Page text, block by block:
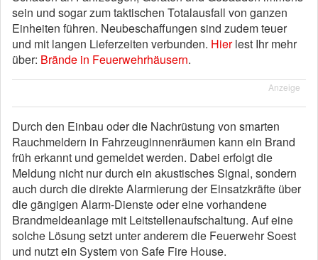
sein und sogar zum taktischen Totalausfall von ganzen
Einheiten führen. Neubeschaffungen sind zudem teuer
und mit langen Lieferzeiten verbunden. Hierlest Ihr mehr
über: Brände in Feuerwehrhäusern.
Anzeige
Durch den Einbau oder die Nachrüstung von smarten
Rauchmeldern in Fahrzeuginnenräumen kann ein Brand
früh erkannt und gemeldet werden. Dabei erfolgt die
Meldung nicht nur durch ein akustisches Signal, sondern
auch durch die direkte Alarmierung der Einsatzkräfte über
die gängigen Alarm-Dienste oder eine vorhandene
Brandmeldeanlage mit Leitstellenaufschaltung. Auf eine
solche Lösung setzt unter anderem die Feuerwehr Soest
und nutzt ein System von Safe Fire House.